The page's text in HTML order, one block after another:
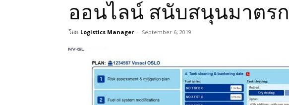
ออนไลน์ สนับสนุนมาตรก
โดย Logistics Manager - September 6, 2019